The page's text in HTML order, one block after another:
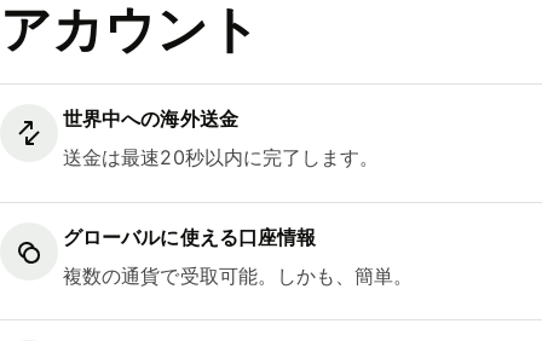
アカウント
世界中への海外送金
送金は最速20秒以内に完了します。
グローバルに使える口座情報
複数の通貨で受取可能。しかも、簡単。